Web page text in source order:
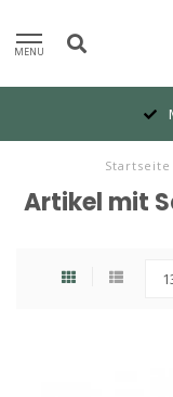
MENU
Startseite
Artikel mit